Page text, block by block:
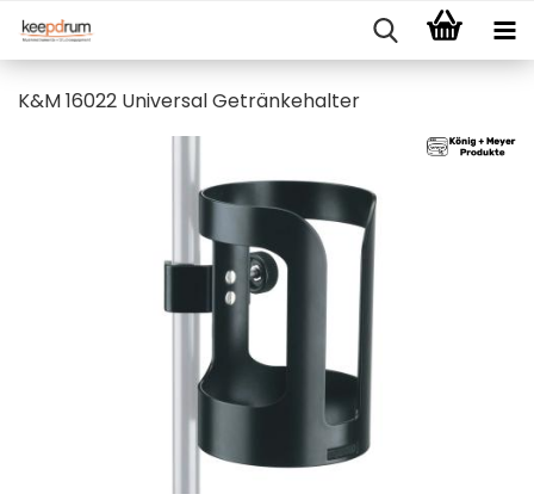
K&M 16022 Universal Getränkehalter